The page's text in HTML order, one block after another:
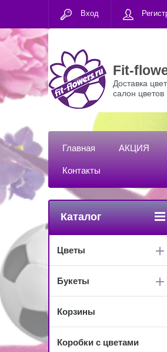
Вход
Fit-
Доставка
салон цветов
Главная АКЦИЯ
Контакты
Каталог
Цветы
Букеты
Корзины
Коробки с цветами